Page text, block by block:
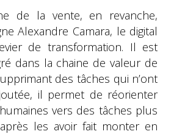
de la vente, en revanche,
Alexandre Camara, le digital
de transformation. Il est
dans la chaine de valeur de
des tâches qui n’ont
il permet de réorienter
vers des tâches plus
les avoir fait monter en